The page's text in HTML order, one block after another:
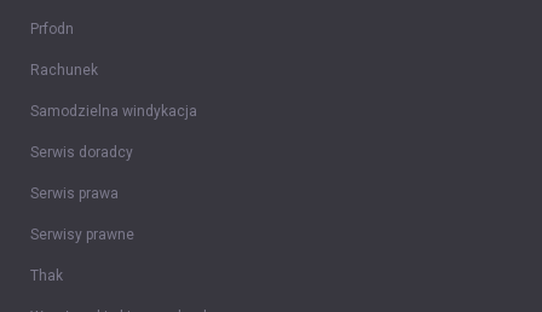
Prfodn
Rachunek
Samodzielna windykacja
Serwis doradcy
Serwis prawa
Serwisy prawne
Thak